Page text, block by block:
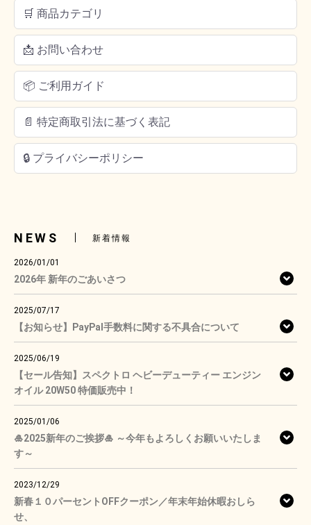
🛒 商品カテゴリ
📩 お問い合わせ
📦 ご利用ガイド
📄 特定商取引法に基づく表記
🔒 プライバシーポリシー
NEWS 新着情報
2026/01/01
2026年 新年のごあいさつ
2025/07/17
【お知らせ】PayPal手数料に関する不具合について
2025/06/19
【セール告知】スペクトロ ヘビーデューティー エンジン
オイル 20W50 特価販売中！
2025/01/06
🎍2025新年のご挨拶🎍 ～今年もよろしくお願いいたしま
す～
2023/12/29
新春１０パーセントOFFクーポン／年末年始休暇おしら
せ、